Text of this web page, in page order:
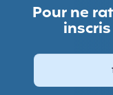
Pour ne